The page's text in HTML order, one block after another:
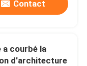
Contact
a courbé la
d'architecture